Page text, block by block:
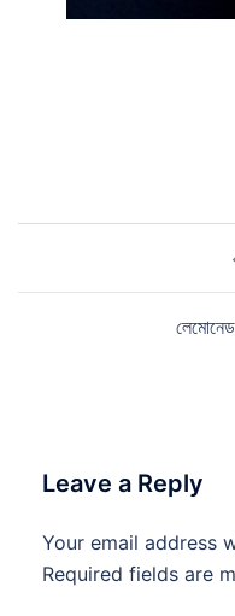
Leave a Reply
Your email address
Required fields are